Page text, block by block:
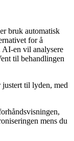
bruk automatisk
for å
AI-en vil analysere
til behandlingen
justert til lyden, med
mens du